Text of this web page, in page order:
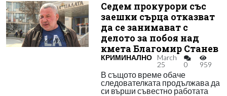
Седем прокурори със
заешки сърца отказват
да се занимават с
делото за побоя над
кмета Благомир Станев
КРИМИНАЛНО
March
25
0 959
В същото време обаче
следователката продължава да
си върши съвестно работата